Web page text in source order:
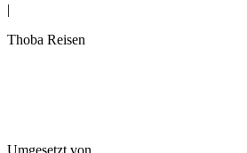
|
Thoba Reisen
Umgesetzt von